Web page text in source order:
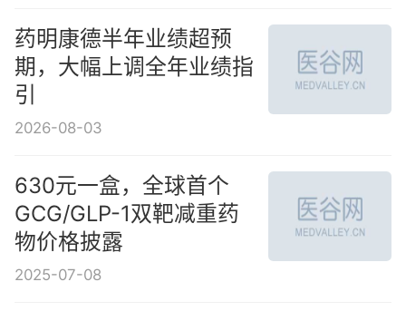
药明康德半年业绩超预
期，大幅上调全年业绩指
引
2026-08-03
630元一盒，全球首个
GCG/GLP-1双靶减重药
物价格披露
2025-07-08